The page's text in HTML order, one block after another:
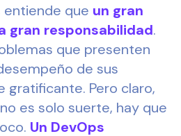
entiende que un gran
gran responsabilidad.
que presenten
de sus
gratificante. Pero claro,
es solo suerte, hay que
Un DevOps